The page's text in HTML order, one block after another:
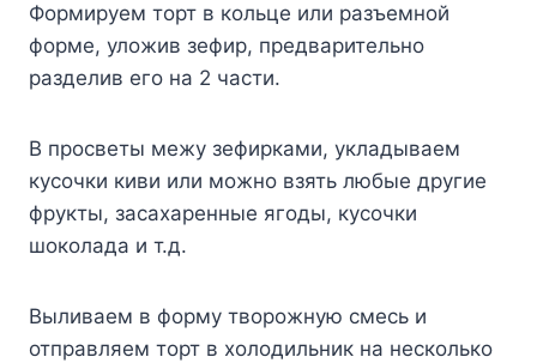
Формируем торт в кольце или разъемной
форме, уложив зефир, предварительно
разделив его на 2 части.
В просветы межу зефирками, укладываем
кусочки киви или можно взять любые другие
фрукты, засахаренные ягоды, кусочки
шоколада и т.д.
Выливаем в форму творожную смесь и
отправляем торт в холодильник на несколько